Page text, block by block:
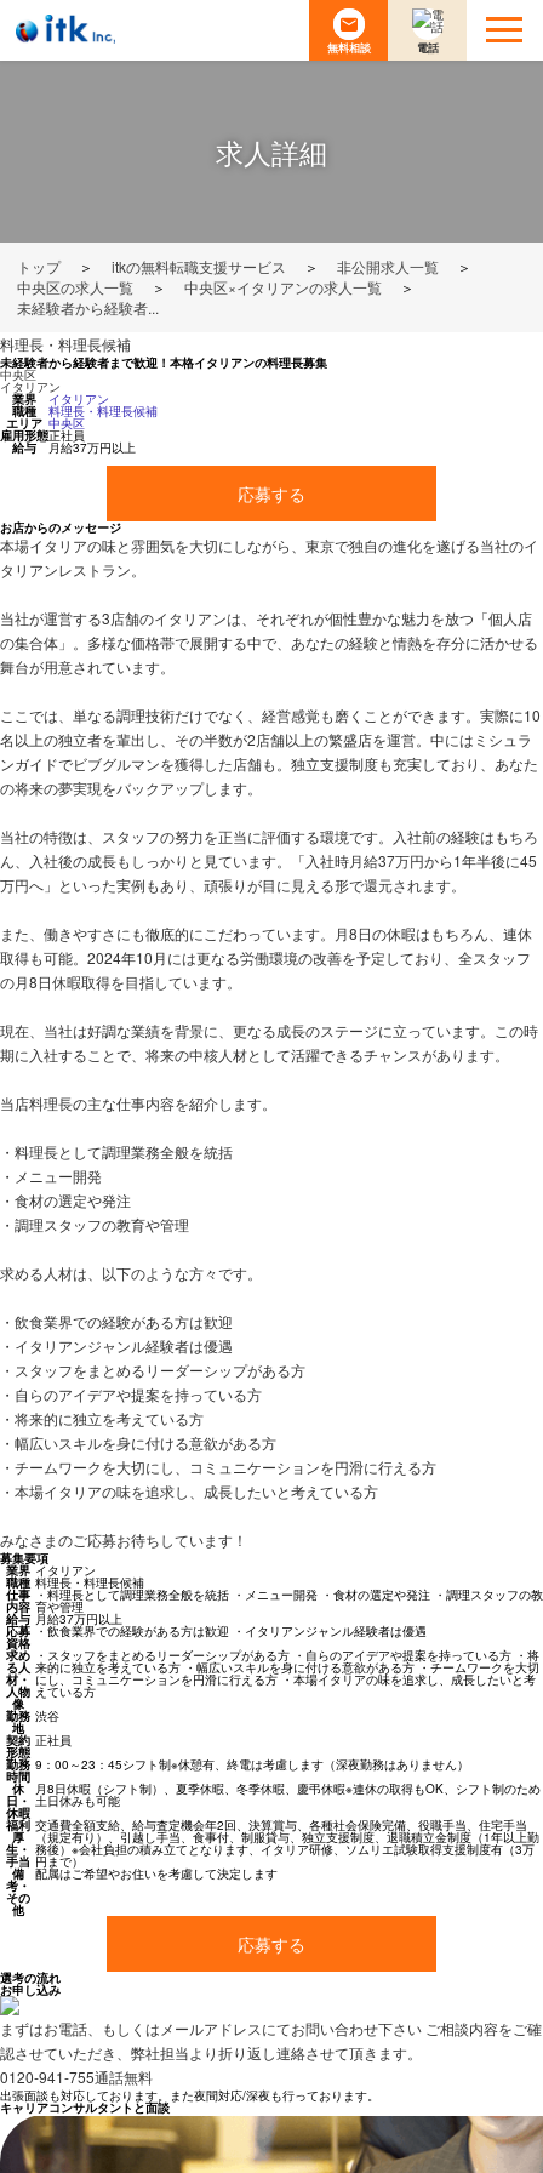
無料相談 電話
求人詳細
トップ ＞ itkの無料転職支援サービス ＞ 非公開求人一覧
＞
中央区の求人一覧
＞ 中央区×イタリアンの求人一覧
＞
未経験者から経験者...
料理長・料理長候補
未経験者から経験者まで歓迎！本格イタリアンの料理長募集
中央区
イタリアン
業界 イタリアン
職種 料理長・料理長候補
エリア 中央区
雇用形態正社員
給与 月給37万円以上
応募する
お店からのメッセージ
本場イタリアの味と雰囲気を大切にしながら、東京で独自の進化を遂げる当社のイ
タリアンレストラン。
当社が運営する3店舗のイタリアンは、それぞれが個性豊かな魅力を放つ「個人店
の集合体」。多様な価格帯で展開する中で、あなたの経験と情熱を存分に活かせる
舞台が用意されています。
ここでは、単なる調理技術だけでなく、経営感覚も磨くことができます。実際に10
名以上の独立者を輩出し、その半数が2店舗以上の繁盛店を運営。中にはミシュラ
ンガイドでビブグルマンを獲得した店舗も。独立支援制度も充実しており、あなた
の将来の夢実現をバックアップします。
当社の特徴は、スタッフの努力を正当に評価する環境です。入社前の経験はもちろ
ん、入社後の成長もしっかりと見ています。「入社時月給37万円から1年半後に45
万円へ」といった実例もあり、頑張りが目に見える形で還元されます。
また、働きやすさにも徹底的にこだわっています。月8日の休暇はもちろん、連休
取得も可能。2024年10月には更なる労働環境の改善を予定しており、全スタッフ
の月8日休暇取得を目指しています。
現在、当社は好調な業績を背景に、更なる成長のステージに立っています。この時
期に入社することで、将来の中核人材として活躍できるチャンスがあります。
当店料理長の主な仕事内容を紹介します。
・料理長として調理業務全般を統括
・メニュー開発
・食材の選定や発注
・調理スタッフの教育や管理
求める人材は、以下のような方々です。
・飲食業界での経験がある方は歓迎
・イタリアンジャンル経験者は優遇
・スタッフをまとめるリーダーシップがある方
・自らのアイデアや提案を持っている方
・将来的に独立を考えている方
・幅広いスキルを身に付ける意欲がある方
・チームワークを大切にし、コミュニケーションを円滑に行える方
・本場イタリアの味を追求し、成長したいと考えている方
みなさまのご応募お待ちしています！
募集要項
業界 イタリアン
職種 料理長・料理長候補
仕事
内容
・料理長として調理業務全般を統括 ・メニュー開発 ・食材の選定や発注 ・調理スタッフの教
育や管理
給与 月給37万円以上
応募
資格
・飲食業界での経験がある方は歓迎 ・イタリアンジャンル経験者は優遇
求め
る人
材・
人物
像
・スタッフをまとめるリーダーシップがある方 ・自らのアイデアや提案を持っている方 ・将
来的に独立を考えている方 ・幅広いスキルを身に付ける意欲がある方 ・チームワークを大切
にし、コミュニケーションを円滑に行える方 ・本場イタリアの味を追求し、成長したいと考
えている方
勤務
地
渋谷
契約
形態
正社員
勤務
時間
9：00～23：45シフト制※休憩有、終電は考慮します（深夜勤務はありません）
休
日・
休暇
月8日休暇（シフト制）、夏季休暇、冬季休暇、慶弔休暇※連休の取得もOK、シフト制のため
土日休みも可能
福利
厚
生・
手当
交通費全額支給、給与査定機会年2回、決算賞与、各種社会保険完備、役職手当、住宅手当
（規定有り）、引越し手当、食事付、制服貸与、独立支援制度、退職積立金制度（1年以上勤
務後）※会社負担の積み立てとなります、イタリア研修、ソムリエ試験取得支援制度有（3万
円まで）
備
考・
その
他
配属はご希望やお住いを考慮して決定します
応募する
選考の流れ
お申し込み
まずはお電話、もしくはメールアドレスにてお問い合わせ下さい ご相談内容をご確
認させていただき、弊社担当より折り返し連絡させて頂きます。
0120-941-755通話無料
出張面談も対応しております。また夜間対応/深夜も行っております。
キャリアコンサルタントと面談